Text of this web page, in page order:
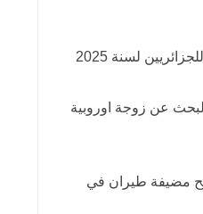
للبحث عن زوجة اوروبية
مضيفة طيران في